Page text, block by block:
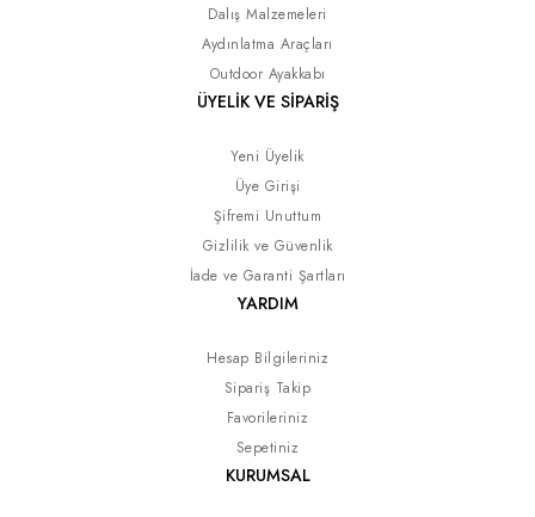
Dalış Malzemeleri
Aydınlatma Araçları
Outdoor Ayakkabı
ÜYELİK VE SİPARİŞ
Yeni Üyelik
Üye Girişi
Şifremi Unuttum
Gizlilik ve Güvenlik
İade ve Garanti Şartları
YARDIM
Hesap Bilgileriniz
Sipariş Takip
Favorileriniz
Sepetiniz
KURUMSAL